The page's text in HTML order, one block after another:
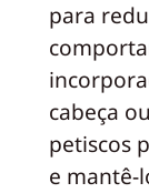
para
cabeça
petiscos
e mantê-